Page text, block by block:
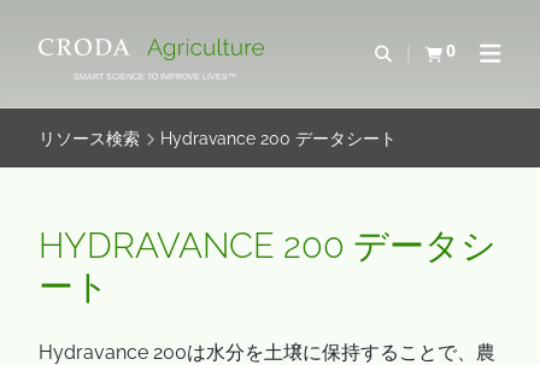
ン
を
ー
ス
SMART SCIENCE TO IMPROVE LIVES™
検索を開く
0
カートを確認す
ナビ
リソース検索 Hydravance 200 データシート
HYDRAVANCE 200 データシ
ート
Hydravance 200は水分を土壌に保持することで、農